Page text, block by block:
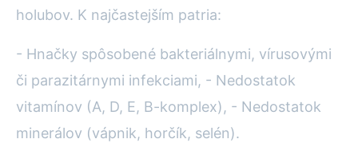
holubov. K najčastejším patria:
- Hnačky spôsobené bakteriálnymi, vírusovými
či parazitárnymi infekciami, - Nedostatok
vitamínov (A, D, E, B-komplex), - Nedostatok
minerálov (vápnik, horčík, selén).